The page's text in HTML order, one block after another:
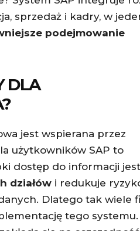
sprzedaż i kadry, w
podejmowanie
DLA
jest wspierana przez
użytkowników SAP to
dostęp do informacji jest
działów i redukuje
Dlatego tak wiele
tego systemu.